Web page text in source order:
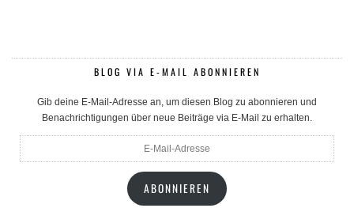
BLOG VIA E-MAIL ABONNIEREN
Gib deine E-Mail-Adresse an, um diesen Blog zu abonnieren und
Benachrichtigungen über neue Beiträge via E-Mail zu erhalten.
E-
Mail-
ABONNIEREN